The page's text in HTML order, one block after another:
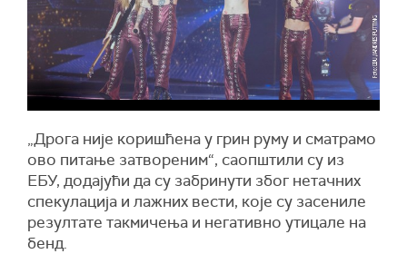
„Дрога није коришћена у грин руму и сматрамо
ово питање затвореним“, саопштили су из
ЕБУ, додајући да су забринути због нетачних
спекулација и лажних вести, које су засениле
резултате такмичења и негативно утицале на
бенд.